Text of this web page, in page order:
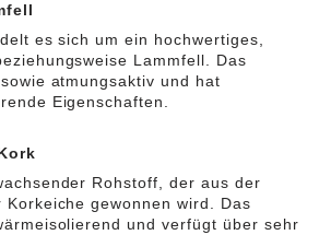
es sich um ein hochwertiges,
Lammfell. Das
atmungsaktiv und hat
Eigenschaften.
Rohstoff, der aus der
Korkeiche gewonnen wird. Das
und verfügt über sehr